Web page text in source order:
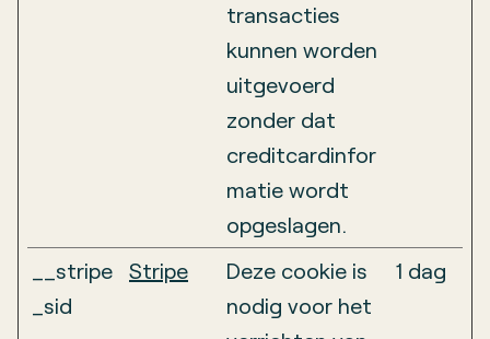
transacties
kunnen worden
uitgevoerd
zonder dat
creditcardinfor
matie wordt
opgeslagen.
__stripe
_sid
Stripe
Deze cookie is
nodig voor het
1 dag